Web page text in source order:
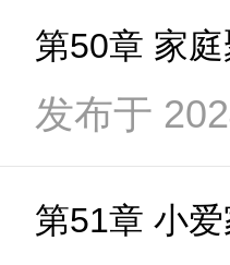
第50章 家
发布于
第51章 小